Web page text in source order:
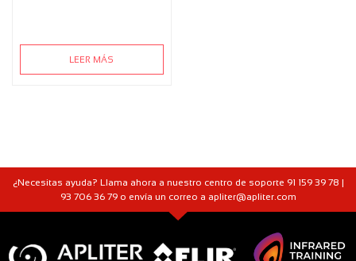
LEER MÁS
¿Necesitas ayuda? Llama ahora a nuestro centro de soporte 91 159 39 78 |
93 706 36 79 o envía un correo a apliter@apliter.com